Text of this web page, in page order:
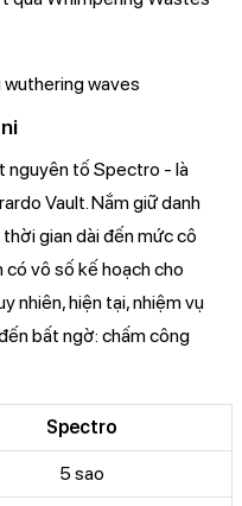
nguyên tố Spectro - là
Vault. Nắm giữ danh
gian dài đến mức cô
có vô số kế hoạch cho
nhiên, hiện tại, nhiệm vụ
bất ngờ: chấm công
Spectro
5 sao